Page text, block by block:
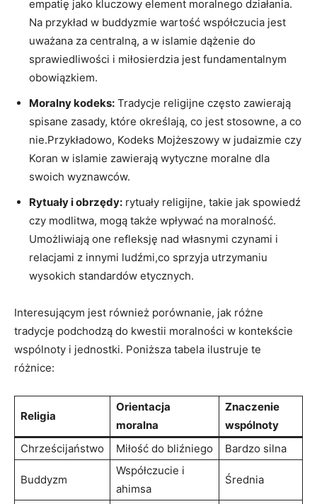
empatię jako‌ kluczowy element⁣ moralnego działania.
Na przykład ‍w buddyzmie wartość współczucia jest
uważana‌ za ⁣centralną, a w islamie⁢ dążenie do
sprawiedliwości ‍i⁢ miłosierdzia jest fundamentalnym
obowiązkiem.
Moralny kodeks: Tradycje religijne często zawierają
spisane zasady, ​które ⁣określają,⁢ co‌ jest stosowne, a co
nie.Przykładowo, Kodeks Mojżeszowy‍ w judaizmie​ czy
Koran w‌ islamie zawierają wytyczne moralne dla⁣
swoich wyznawców.
Rytuały i obrzędy: ⁢rytuały religijne, takie jak spowiedź
czy modlitwa, mogą także wpływać na moralność.
Umożliwiają one‌ refleksję nad​ własnymi czynami i
relacjami z innymi ludźmi,co sprzyja utrzymaniu
wysokich standardów etycznych.
Interesującym jest również ‌porównanie, jak różne
tradycje podchodzą⁣ do ‌kwestii moralności w kontekście
wspólnoty i jednostki. ‌Poniższa tabela ilustruje te
różnice:
Religia
Orientacja
moralna
Znaczenie
wspólnoty
Chrześcijaństwo
Miłość do bliźniego Bardzo silna
Buddyzm
Współczucie i
ahimsa
Średnia